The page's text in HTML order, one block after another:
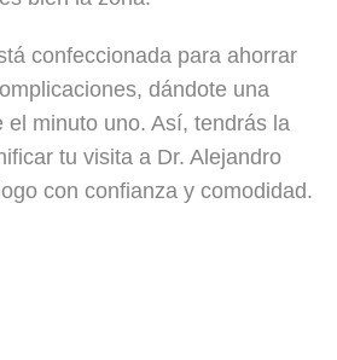
confeccionada para ahorrar
dándote una
el minuto uno. Así, tendrás la
tu visita a Dr. Alejandro
con confianza y comodidad.